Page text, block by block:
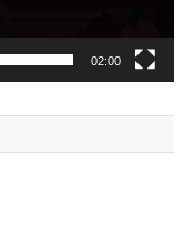
02:00